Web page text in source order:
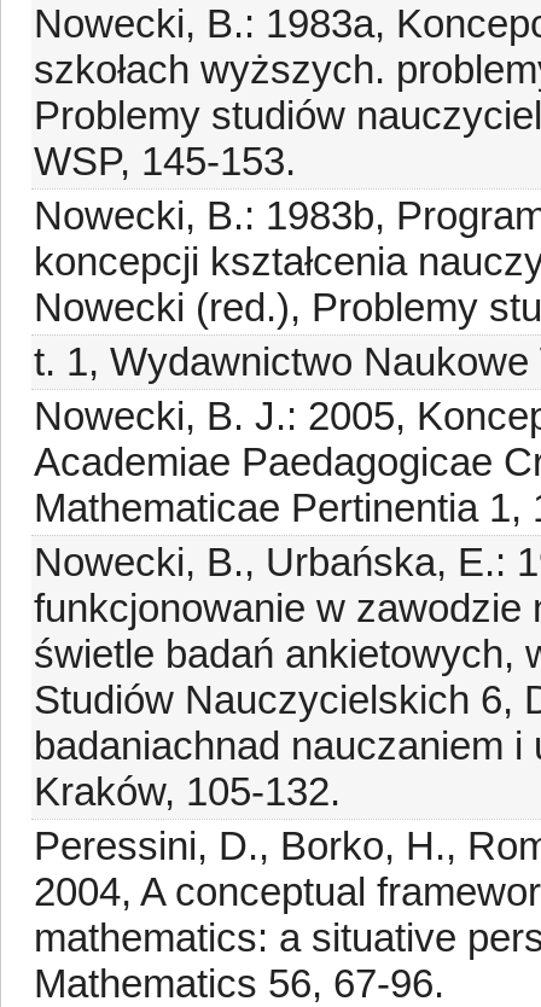
Nowecki, B.: 1983a,
szkołach wyższych.
Problemy studiów
WSP, 145-153.
Nowecki, B.: 1983b,
koncepcji kształcenia
Nowecki (red.), Problemy
t. 1, Wydawnictwo Naukowe
Nowecki, B. J.: 2005,
Academiae Paedagogicae
Mathematicae Pertinentia 1,
Nowecki, B., Urbańska, E.:
funkcjonowanie w
świetle badań ankietowych,
Studiów Nauczycielskich 6,
badaniachnad nauczaniem
Kraków, 105-132.
Peressini, D., Borko, H.,
2004, A conceptual
mathematics: a situative
Mathematics 56, 67-96.